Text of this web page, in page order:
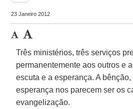
23 Janeiro 2012
Três ministérios, três serviços
permanentemente aos outros e
escuta e a esperança. A bênção,
esperança nos parecem ser os
evangelização.